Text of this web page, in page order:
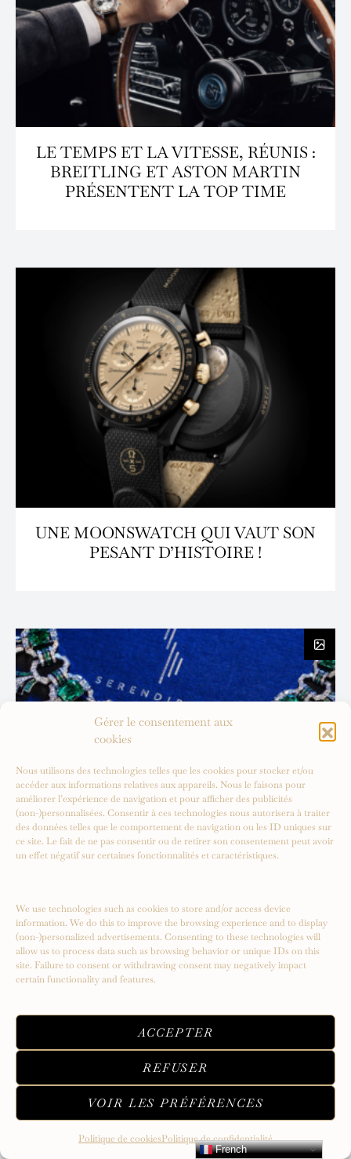
Gérer le consentement aux
cookies
Nous utilisons des technologies telles que les cookies pour stocker et/ou
accéder aux informations relatives aux appareils. Nous le faisons pour
améliorer l’expérience de navigation et pour afficher des publicités
(non-)personnalisées. Consentir à ces technologies nous autorisera à traiter
des données telles que le comportement de navigation ou les ID uniques sur
ce site. Le fait de ne pas consentir ou de retirer son consentement peut avoir
un effet négatif sur certaines fonctionnalités et caractéristiques.
We use technologies such as cookies to store and/or access device
information. We do this to improve the browsing experience and to display
(non-)personalized advertisements. Consenting to these technologies will
allow us to process data such as browsing behavior or unique IDs on this
site. Failure to consent or withdrawing consent may negatively impact
certain functionality and features.
ACCEPTER
REFUSER
VOIR LES PRÉFÉRENCES
Politique de cookiesPolitique de confidentialité
LE TEMPS ET LA VITESSE, RÉUNIS :
BREITLING ET ASTON MARTIN
PRÉSENTENT LA TOP TIME
UNE MOONSWATCH QUI VAUT SON
PESANT D’HISTOIRE !
nouveaux sommets
French